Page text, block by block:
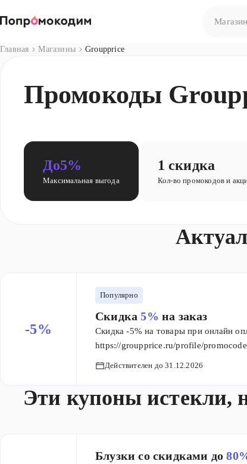
Главная Магазины Groupprice
Промокоды
До5%
Максимальная выгода
1 скидка
Кол-во промокодов и
-5%
Популярно
Скидка 5% на заказ
Скидка -5% на товары при онлайн
https://groupprice.ru/profile/
Действителен до 31.12.2026
Эти купоны истекли,
Блузки со скидками до